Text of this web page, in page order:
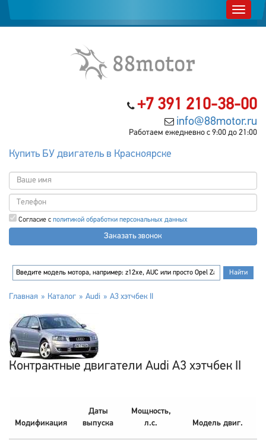
+7 391 210-38-00
info@88motor.ru
Работаем ежедневно с 9:00 до 21:00
Купить БУ двигатель в Красноярске
Согласие с политикой обработки персональных данных
Заказать звонок
Главная Каталог Audi A3 хэтчбек II
Контрактные двигатели Audi A3 хэтчбек II
Модификация
Даты
выпуска
Мощность,
л.с.
Модель двиг.